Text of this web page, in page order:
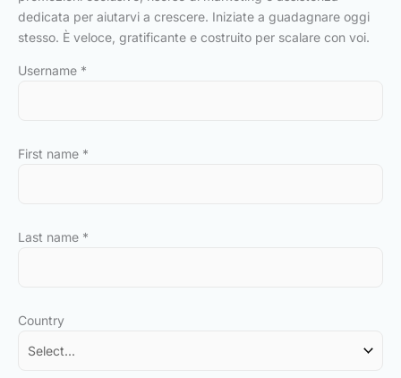
dedicata per aiutarvi a crescere. Iniziate a guadagnare oggi
stesso. È veloce, gratificante e costruito per scalare con voi.
Username *
First name *
Last name *
Country